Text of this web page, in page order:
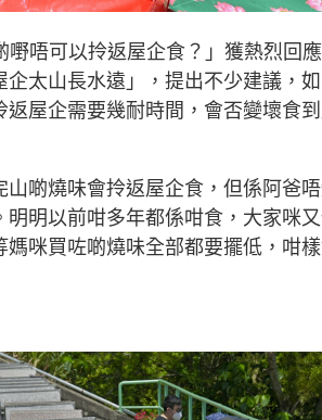
唔可以拎返屋企食？」獲熱烈回
企太山長水遠」，提出不少建議，
屋企需要幾耐時間，會否變壞食到
啲燒味會拎返屋企食，但係阿爸
明以前咁多年都係咁食，大家咪
咪買咗啲燒味全部都要擺低，咁